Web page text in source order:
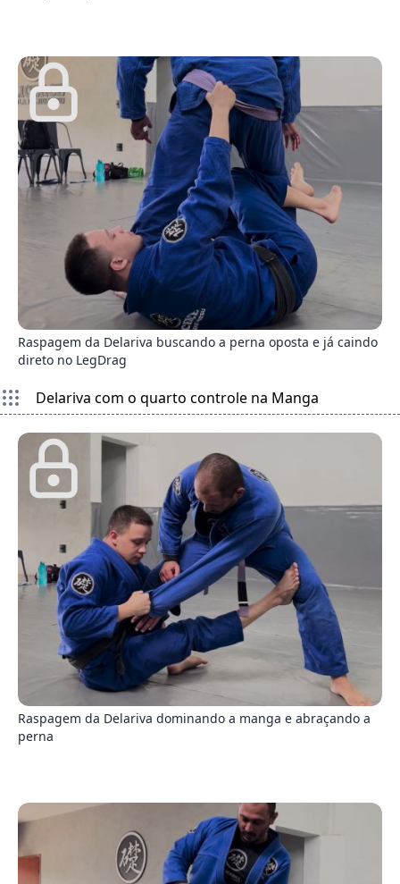
Raspagem da Delariva buscando a perna oposta e já caindo
direto no LegDrag
Delariva com o quarto controle na Manga
Raspagem da Delariva dominando a manga e abraçando a
perna